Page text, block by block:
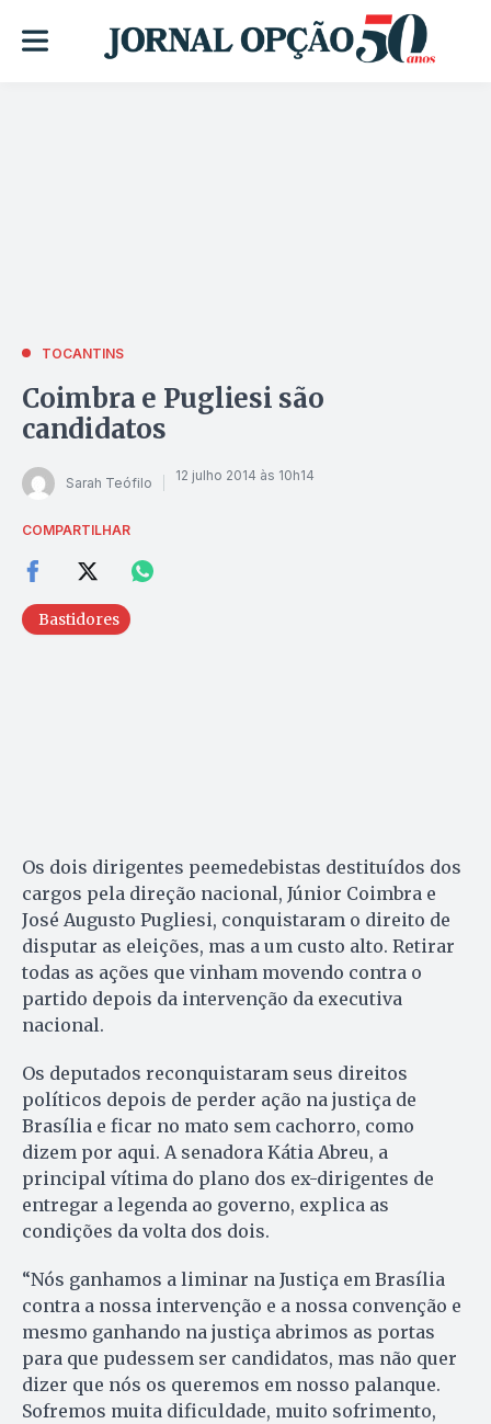
TOCANTINS
Coimbra e Pugliesi são
candidatos
Sarah Teófilo 12 julho 2014 às 10h14
COMPARTILHAR
Bastidores
Os dois dirigentes peemedebistas destituídos dos
cargos pela direção nacional, Júnior Coimbra e
José Augusto Pu­gliesi, conquistaram o direito de
disputar as eleições, mas a um custo alto. Retirar
todas as a­ções que vinham movendo con­tra o
partido depois da in­ter­venção da executiva
nacional.
Os deputados reconquistaram seus direitos
políticos depois de perder ação na justiça de
Brasília e ficar no mato sem cachorro, como
dizem por aqui. A senadora Kátia Abreu, a
principal vítima do plano dos ex-dirigentes de
entregar a legenda ao governo, explica as
condições da volta dos dois.
“Nós ganhamos a liminar na Justiça em Brasília
contra a nossa intervenção e a nossa convenção e
mesmo ganhando na justiça abrimos as portas
para que pudessem ser candidatos, mas não quer
dizer que nós os queremos em nosso palanque.
Sofremos muita dificuldade, muito sofrimento,